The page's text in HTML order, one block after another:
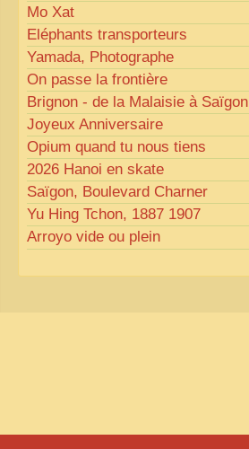
Mo Xat
Eléphants transporteurs
Yamada, Photographe
On passe la frontière
Brignon - de la Malaisie à Saïgon
Joyeux Anniversaire
Opium quand tu nous tiens
2026 Hanoi en skate
Saïgon, Boulevard Charner
Yu Hing Tchon, 1887 1907
Arroyo vide ou plein